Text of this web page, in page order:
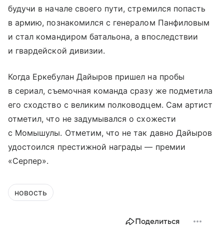
будучи в начале своего пути, стремился попасть
в армию, познакомился с генералом Панфиловым
и стал командиром батальона, а впоследствии
и гвардейской дивизии.
Когда Еркебулан Дайыров пришел на пробы
в сериал, съемочная команда сразу же подметила
его сходство с великим полководцем. Сам артист
отметил, что не задумывался о схожести
с Момышулы. Отметим, что не так давно Дайыров
удостоился престижной награды — премии
«Серпер».
новость
Поделиться